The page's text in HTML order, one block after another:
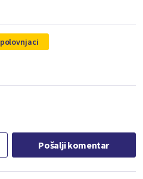
polovnjaci
Pošalji komentar